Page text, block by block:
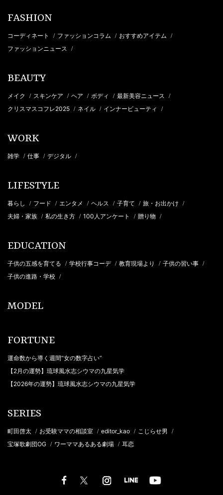
FASHION
コーディネート / ファッションコラム / おすすめアイテム /
ファッションニュース /
BEAUTY
メイク / スキンケア / ヘア / ボディ / 最新美容ニュース /
クリスマスコフレ2025 / ネイル / インナービューティ /
WORK
雑学 / 仕事 / デジタル /
LIFESTYLE
暮らし / フード / エンタメ / ヘルス / 子育て / 旅・お出かけ /
夫婦・家族 / 私の生き方 / 100人アンケート / 贈り物 /
EDUCATION
子供の五感を育てる / 学校行事コーデ / 教育現場より / 子供の習い事 /
子供の進路・学校 /
MODEL
FORTUNE
運命数から導く週間“女の数字占い”
【2月の運勢】琉球風水志シウマの九星気学
【2026年の運勢】琉球風水志シウマの九星気学
SERIES
町田啓太 / お受験ママの相談室 / editor_kao / こじらせ男 /
宝塚歌劇団OG / ワーママあるある劇場 / 耳恋